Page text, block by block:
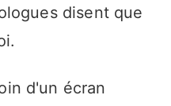
disent que
d'un écran